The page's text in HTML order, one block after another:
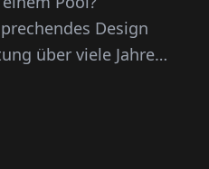
Design
über viele Jahre